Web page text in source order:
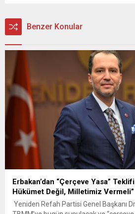
Benzer Konular
Erbakan’dan “Çerçeve Yasa”
Hükümet Değil, Milletimiz Vermeli”
Yeniden Refah Partisi Genel Başkanı